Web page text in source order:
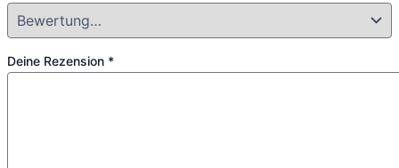
Deine Rezension *